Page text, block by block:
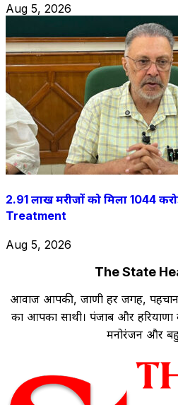
Aug 5, 2026
2.91 लाख मरीजों को मिला 1044
Treatment
Aug 5, 2026
The State
आवाज आपकी, जाणी हर जगह,
का आपका साथी। पंजाब और हरियाणा
मनोरंजन और